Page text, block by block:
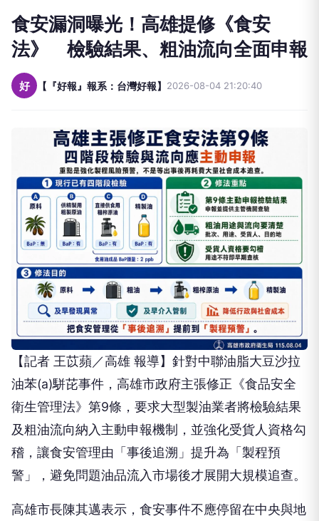
食安漏洞曝光！高雄提修《食安
法》 檢驗結果、粗油流向全面申報
好 【『好報』報系：台灣好報】 2026-08-04 21:20:40
【記者 王苡蘋／高雄 報導】針對中聯油脂大豆沙拉
油苯(a)駢芘事件，高雄市政府主張修正《食品安全
衛生管理法》第9條，要求大型製油業者將檢驗結果
及粗油流向納入主動申報機制，並強化受貨人資格勾
稽，讓食安管理由「事後追溯」提升為「製程預
警」，避免問題油品流入市場後才展開大規模追查。
高雄市長陳其邁表示，食安事件不應停留在中央與地